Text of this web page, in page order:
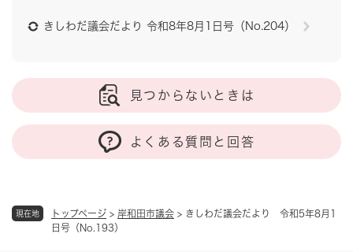
現在地 トップページ > 岸和田市議会 > きしわだ議会だより 令和5年8月1
日号（No.193）
きしわだ議会だより 令和8年8月1日号（No.204）
見つからないときは
よくある質問と回答